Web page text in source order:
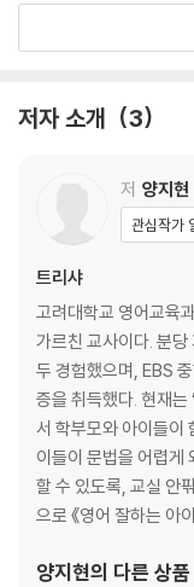
Chapter 2. 일반동사를
실전 문제
Chapter 3. 동사면 동
1. be동사의 형태와 쓰임
2. be동사의 부정문과 의
3. There is와 There
실전 문제
Chapter 4. 언제? 어디
1. 의문사의 개념
2. 의문사 Who, What,
실전 문제
Chapter 5. 시제 때문에
저자 소개 3
저 양지현
관심작가
트리샤
고려대학교 영어교육
가르친 교사이다. 분당
두 경험했으며, EBS
증을 취득했다. 현재는
서 학부모와 아이들이
이들이 문법을 어렵게
할 수 있도록, 교실 안
으로 《영어 잘하는 아
양지현의 다른 상품